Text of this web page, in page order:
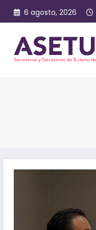
Saltar
6 agosto, 2026